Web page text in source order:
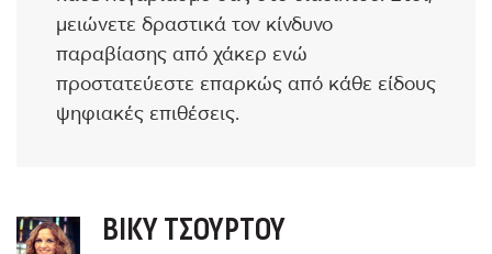
μειώνετε δραστικά τον κίνδυνο
παραβίασης από χάκερ ενώ
προστατεύεστε επαρκώς από κάθε είδους
ψηφιακές επιθέσεις.
ΒΊΚΥ ΤΣΟΎΡΤΟΥ